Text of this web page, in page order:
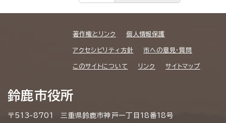
著作権とリンク 個人情報保護
アクセシビリティ方針 市への意見・質問
このサイトについて リンク サイトマップ
鈴鹿市役所
〒513-8701 三重県鈴鹿市神戸一丁目18番18号